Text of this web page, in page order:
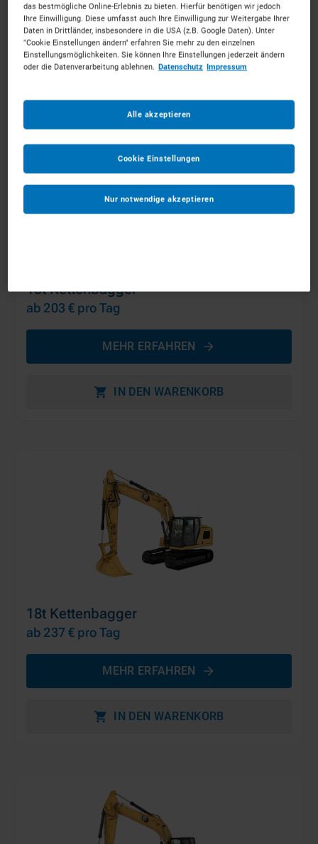
MEHR ERFAHREN
IN DEN WARENKORB
15t Kettenbagger
ab 203 € pro Tag
MEHR ERFAHREN
IN DEN WARENKORB
18t Kettenbagger
ab 237 € pro Tag
MEHR ERFAHREN
IN DEN WARENKORB
das bestmögliche Online-Erlebnis zu bieten. Hierfür benötigen wir jedoch
Ihre Einwilligung. Diese umfasst auch Ihre Einwilligung zur Weitergabe Ihrer
Daten in Drittländer, insbesondere in die USA (z.B. Google Daten). Unter
"Cookie Einstellungen ändern" erfahren Sie mehr zu den einzelnen
Einstellungsmöglichkeiten. Sie können Ihre Einstellungen jederzeit ändern
oder die Datenverarbeitung ablehnen. Datenschutz Impressum
Nur notwendige akzeptieren
Alle akzeptieren
Cookie Einstellungen